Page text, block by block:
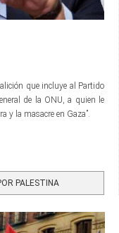
que incluye al Partido
de la ONU, a quien le
y la masacre en Gaza”.
PALESTINA